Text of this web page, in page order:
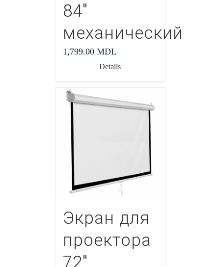
84″
механический
1,799.00 MDL
Details
Экран для
проектора
72″